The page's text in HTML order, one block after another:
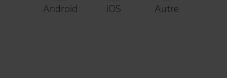
Android iOS Autre